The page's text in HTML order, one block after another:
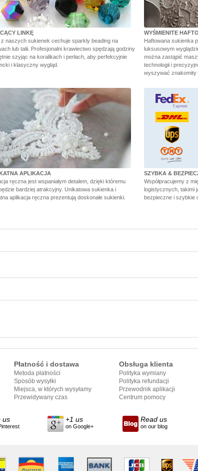
LINKĘ
z naszych sukienek cechuje sparkly beading na
lub talii. Profesjonalni krawiectwo spędzają godziny
szyjąc na koralikach i perłach, aby perfekcyjnie
i klasyczny wygląd.
WYŚMIENITE
Haftowana sukienka
luksusowym
można zastąpić
technologii i
wyszywać znakomity
APLIKACJA
ręczna jest wspaniałym detalem, dzięki któremu
bardziej atrakcyjny. Unikatowa sukienka i
aplikacja ręczna prezentują doskonałe sukienki.
SZYBKA &
Współpracujemy z
logistycznych, takimi
bezpieczne i szybkie
Płatność i dostawa
Metoda płatności
Sposób wysyłki
Miejsca, w których wysyłamy
Przewidywany czas
Obsługa klienta
Polityka wymiany
Polityka refundacji
Przewodnik aplikacji
Centrum pomocy
us +1 us
on Google+
Read us
on our blog